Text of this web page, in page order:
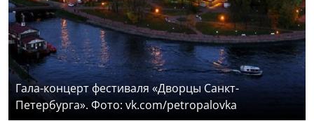
Гала-концерт фестиваля «Дворцы Санкт-
Петербурга». Фото: vk.com/petropalovka